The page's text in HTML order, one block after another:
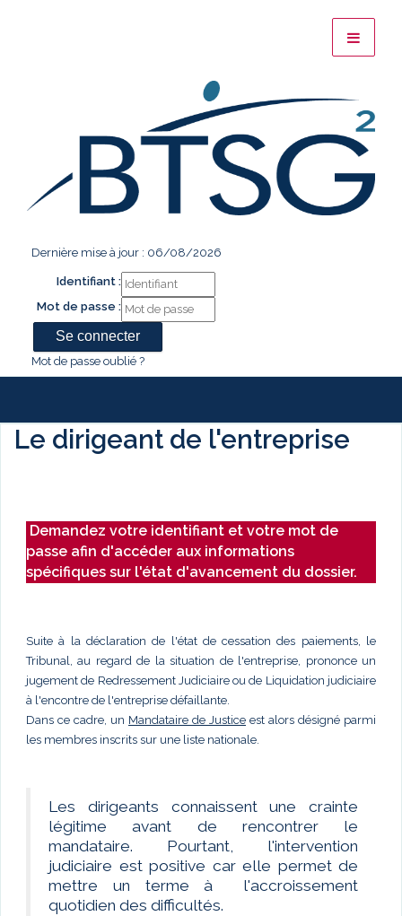
Dernière mise à jour : 06/08/2026
Identifiant :
Mot de passe :
Mot de passe oublié ?
Le dirigeant de l'entreprise
Demandez votre identifiant et votre mot de
passe afin d'accéder aux informations
spécifiques sur l'état d'avancement du dossier.
Suite à la déclaration de l'état de cessation des paiements, le
Tribunal, au regard de la situation de l'entreprise, prononce un
jugement de Redressement Judiciaire ou de Liquidation judiciaire
à l'encontre de l'entreprise défaillante.
Dans ce cadre, un Mandataire de Justice est alors désigné parmi
les membres inscrits sur une liste nationale.
Les dirigeants connaissent une crainte
légitime avant de rencontrer le
mandataire. Pourtant, l'intervention
judiciaire est positive car elle permet de
mettre un terme à l'accroissement
quotidien des difficultés.